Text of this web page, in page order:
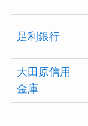
足利銀行
大田原信用
金庫